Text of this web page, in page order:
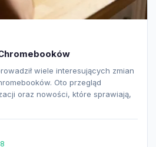
wiele interesujących zmian
Oto przegląd
oraz nowości, które sprawiają,